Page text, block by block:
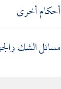
أحكام أخرى
مسائل الشك